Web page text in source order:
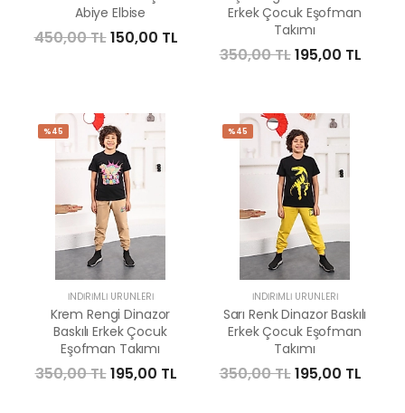
Abiye Elbise
450,00 TL150,00 TL
Erkek Çocuk Eşofman
Takımı
350,00 TL195,00 TL
%45
İNDIRIMLI ÜRÜNLERI
Krem Rengi Dinazor
Baskılı Erkek Çocuk
Eşofman Takımı
350,00 TL195,00 TL
%45
İNDIRIMLI ÜRÜNLERI
Sarı Renk Dinazor Baskılı
Erkek Çocuk Eşofman
Takımı
350,00 TL195,00 TL